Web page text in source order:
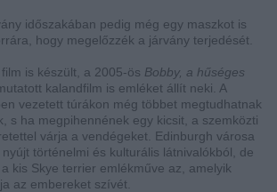
időszakában pedig még egy maszkot is
hogy megelőzzék a járvány terjedését.
is készült, a 2005-ös Bobby, a hűséges
kalandfilm is emléket állít neki. A
vezetett túrákon még többet megtudhatnak
s ha megpihennének egy kicsit, a szemközti
várja a vendégeket. Edinburgh városa
történelmi és kulturális látnivalókból, de
kis Skye terrier emlékműve az, amelyik
az embereket szívét.